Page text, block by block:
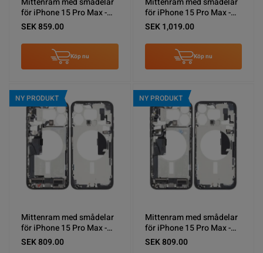
för iPhone 15 Pro Max -
Naturlig Titan OEM
SEK 859.00
Köp nu
för iPhone 15 Pro Max -
Vitt Titan OEM
SEK 1,019.00
Köp nu
NY PRODUKT
Mittenram med smådelar
för iPhone 15 Pro Max -
Svart Titan OEM
SEK 809.00
NY PRODUKT
Mittenram med smådelar
för iPhone 15 Pro Max -
Blå Titan OEM
SEK 809.00